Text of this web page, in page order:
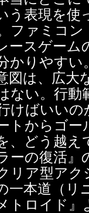
う表現を使
ファミコン
ースゲーム
かりやすい
は、広大
ない。行動
けばいい
トからゴ
、どう越
ーの復活
リア型ア
一本道（リ
トロイド